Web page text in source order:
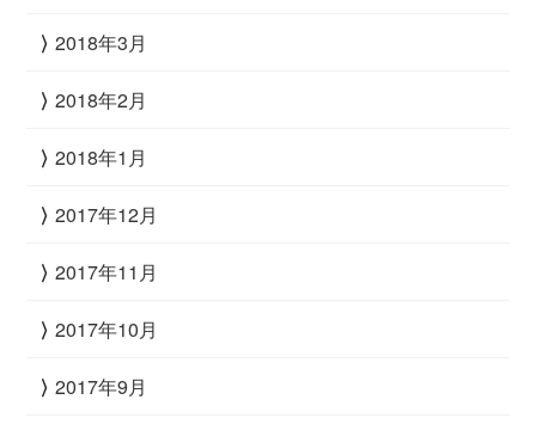
2018年3月
2018年2月
2018年1月
2017年12月
2017年11月
2017年10月
2017年9月